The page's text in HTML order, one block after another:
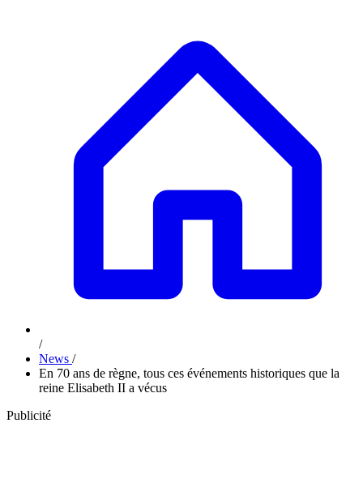
/
News /
En 70 ans de règne, tous ces événements historiques que la
reine Elisabeth II a vécus
Publicité